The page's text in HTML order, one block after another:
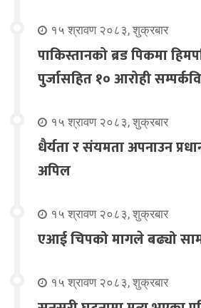
१५ श्रावण २०८३, शुक्रबार
पाकिस्तानको ब्रड पिकमा
पुर्जासहित १० आरोही
१५ श्रावण २०८३, शुक्रबार
धैर्यता र संयमता अपनाउन
अपिल
१५ श्रावण २०८३, शुक्रबार
एआई चिपको मागले बढ्यो
१५ श्रावण २०८३, शुक्रबार